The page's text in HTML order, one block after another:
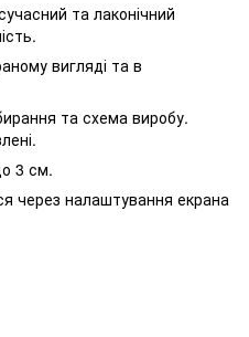
та лаконічний
вигляді та в
та схема виробу.
3 см.
через налаштування екрана